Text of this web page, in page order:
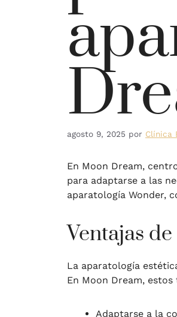
agosto 9, 2025 por Clínica
En Moon Dream,
para adaptarse a las
aparatología Wonder,
Ventajas
La aparatología
En Moon Dream,
Adaptarse a la